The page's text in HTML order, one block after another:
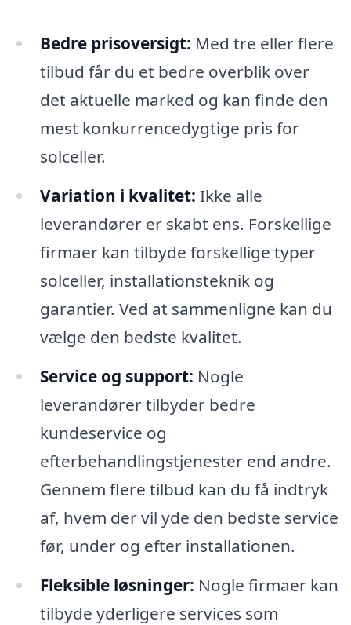
Bedre prisoversigt: Med tre eller flere
tilbud får du et bedre overblik over
det aktuelle marked og kan finde den
mest konkurrencedygtige pris for
solceller.
Variation i kvalitet: Ikke alle
leverandører er skabt ens. Forskellige
firmaer kan tilbyde forskellige typer
solceller, installationsteknik og
garantier. Ved at sammenligne kan du
vælge den bedste kvalitet.
Service og support: Nogle
leverandører tilbyder bedre
kundeservice og
efterbehandlingstjenester end andre.
Gennem flere tilbud kan du få indtryk
af, hvem der vil yde den bedste service
før, under og efter installationen.
Fleksible løsninger: Nogle firmaer kan
tilbyde yderligere services som